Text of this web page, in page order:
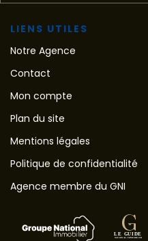
LIENS UTILES
Notre Agence
Contact
Mon compte
Plan du site
Mentions légales
Politique de confidentialité
Agence membre du GNI